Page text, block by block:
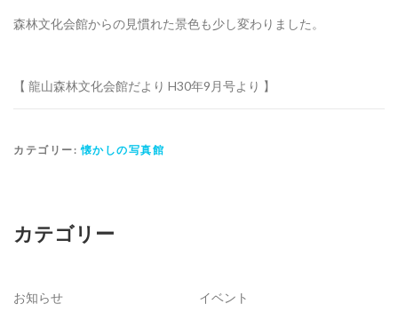
森林文化会館からの見慣れた景色も少し変わりました。
【 龍山森林文化会館だより H30年9月号より 】
カテゴリー:懐かしの写真館
カテゴリー
お知らせ
イベント